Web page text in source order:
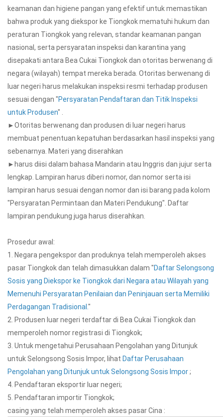
keamanan dan higiene pangan yang efektif untuk memastikan
bahwa produk yang diekspor ke Tiongkok mematuhi hukum dan
peraturan Tiongkok yang relevan, standar keamanan pangan
nasional, serta persyaratan inspeksi dan karantina yang
disepakati antara Bea Cukai Tiongkok dan otoritas berwenang di
negara (wilayah) tempat mereka berada. Otoritas berwenang di
luar negeri harus melakukan inspeksi resmi terhadap produsen
sesuai dengan "Persyaratan Pendaftaran dan Titik Inspeksi
untuk Produsen" .
►Otoritas berwenang dan produsen di luar negeri harus
membuat penentuan kepatuhan berdasarkan hasil inspeksi yang
sebenarnya. Materi yang diserahkan
►harus diisi dalam bahasa Mandarin atau Inggris dan jujur serta
lengkap. Lampiran harus diberi nomor, dan nomor serta isi
lampiran harus sesuai dengan nomor dan isi barang pada kolom
"Persyaratan Permintaan dan Materi Pendukung". Daftar
lampiran pendukung juga harus diserahkan.
Prosedur awal:
1. Negara pengekspor dan produknya telah memperoleh akses
pasar Tiongkok dan telah dimasukkan dalam "Daftar Selongsong
Sosis yang Diekspor ke Tiongkok dari Negara atau Wilayah yang
Memenuhi Persyaratan Penilaian dan Peninjauan serta Memiliki
Perdagangan Tradisional. "
2. Produsen luar negeri terdaftar di Bea Cukai Tiongkok dan
memperoleh nomor registrasi di Tiongkok;
3. Untuk mengetahui Perusahaan Pengolahan yang Ditunjuk
untuk Selongsong Sosis Impor, lihat Daftar Perusahaan
Pengolahan yang Ditunjuk untuk Selongsong Sosis Impor;
4. Pendaftaran eksportir luar negeri;
5. Pendaftaran importir Tiongkok;
casing yang telah memperoleh akses pasar Cina :